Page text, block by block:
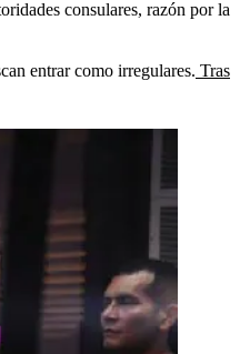
consulares, razón por la
entrar como irregulares. Tras